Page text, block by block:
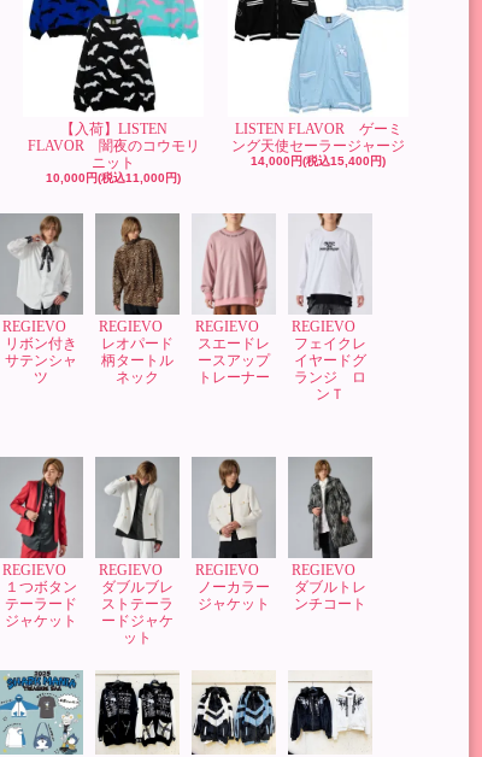
【入荷】LISTEN
FLAVOR 闇夜のコウモリ
ニット
10,000円(税込11,000円)
LISTEN FLAVOR ゲーミ
ング天使セーラージャージ
14,000円(税込15,400円)
REGIEVO
リボン付き
サテンシャ
ツ
REGIEVO
レオパード
柄タートル
ネック
REGIEVO
スエードレ
ースアップ
トレーナー
REGIEVO
フェイクレ
イヤードグ
ランジ ロ
ンＴ
REGIEVO
１つボタン
テーラード
ジャケット
REGIEVO
ダブルブレ
ストテーラ
ードジャケ
ット
REGIEVO
ノーカラー
ジャケット
REGIEVO
ダブルトレ
ンチコート